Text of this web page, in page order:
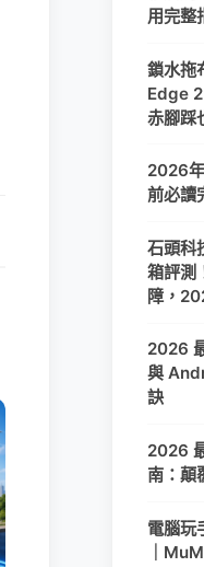
用完整
鎖水拖
Edge
赤腳踩
2026
前必讀
石頭科
箱評測
障，
2026
與
訣
2026
南：顛
電腦玩
｜